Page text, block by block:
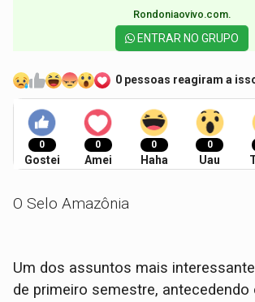
Rondoniaovivo.com.​
ENTRAR NO GRUPO
0 pessoas reagiram a
0
Gostei
0
Amei
0
Haha
0
Uau
O Selo Amazônia
Um dos assuntos mais
de primeiro semestre, antecedendo